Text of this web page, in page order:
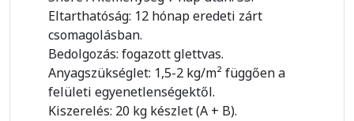
Eltarthatóság: 12 hónap eredeti zárt
csomagolásban.
Bedolgozás: fogazott glettvas.
Anyagszükséglet: 1,5-2 kg/m² függően a
felületi egyenetlenségektől.
Kiszerelés: 20 kg készlet (A + B).